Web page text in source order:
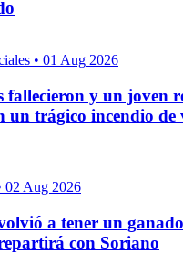
• 01 Aug 2026
fallecieron y un joven
un trágico incendio de
02 Aug 2026
a tener un
con Soriano